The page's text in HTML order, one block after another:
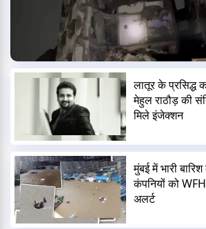
लातूर के प्रसिद्ध
मेहुल राठौड़ की
मिले इंजेक्शन
मुंबई में भारी
कंपनियों को
अलर्ट